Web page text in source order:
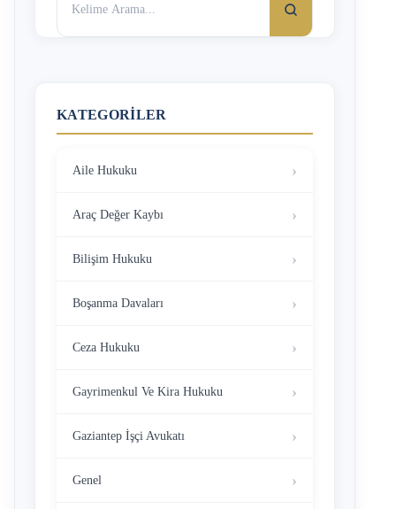
KATEGORILER
Aile Hukuku
Araç Değer Kaybı
Bilişim Hukuku
Boşanma Davaları
Ceza Hukuku
Gayrimenkul Ve Kira Hukuku
Gaziantep İşçi Avukatı
Genel